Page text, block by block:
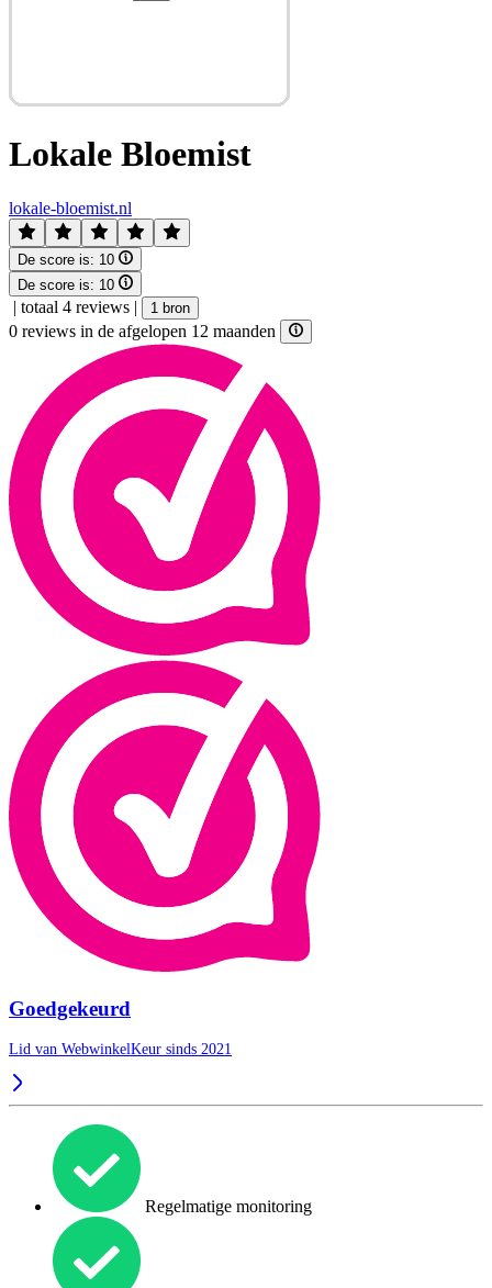
Lokale Bloemist
lokale-bloemist.nl
De score is: 10
De score is: 10
| totaal 4 reviews | 1 bron
0 reviews in de afgelopen 12 maanden
Goedgekeurd
Lid van WebwinkelKeur sinds 2021
Regelmatige monitoring